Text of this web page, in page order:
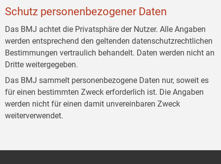
Schutz personenbezogener Daten
Das BMJ achtet die Privatsphäre der Nutzer. Alle Angaben
werden entsprechend den geltenden datenschutzrechtlichen
Bestimmungen vertraulich behandelt. Daten werden nicht an
Dritte weitergegeben.
Das BMJ sammelt personenbezogene Daten nur, soweit es
für einen bestimmten Zweck erforderlich ist. Die Angaben
werden nicht für einen damit unvereinbaren Zweck
weiterverwendet.